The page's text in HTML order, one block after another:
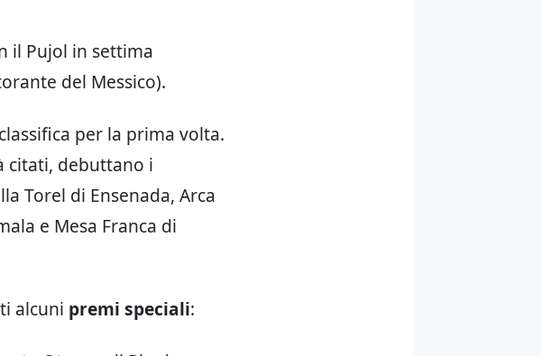
il Pujol in settima
del Messico).
per la prima volta.
citati, debuttano i
Torel di Ensenada, Arca
e Mesa Franca di
alcuni premi speciali: